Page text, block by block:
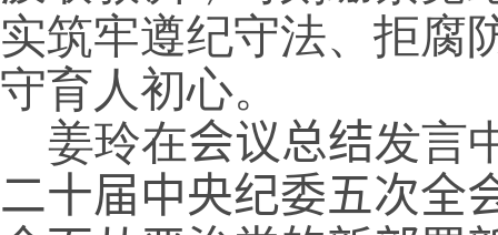
实筑牢遵纪守法、拒腐
守育人初心。
姜玲在会议总结发言
二十届中央纪委五次全